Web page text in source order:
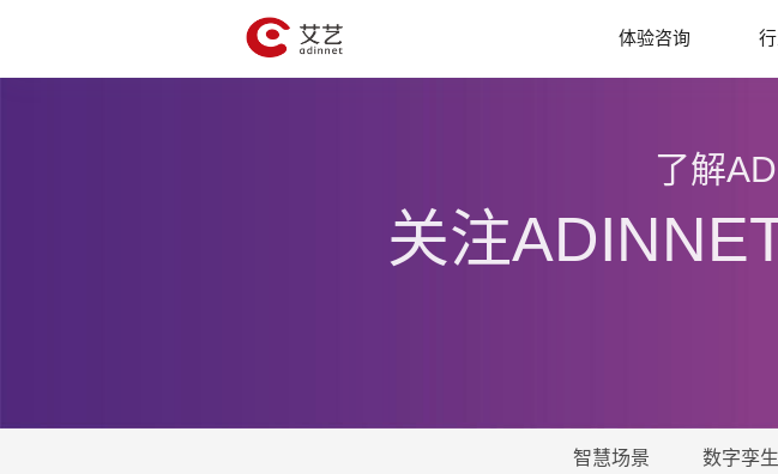
体验咨询
了解
关注
智慧场景 数字孪生